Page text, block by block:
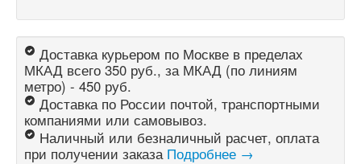
Доставка курьером по Москве в пределах
МКАД всего 350 руб., за МКАД (по линиям
метро) - 450 руб.
Доставка по России почтой, транспортными
компаниями или самовывоз.
Наличный или безналичный расчет, оплата
при получении заказа Подробнее →